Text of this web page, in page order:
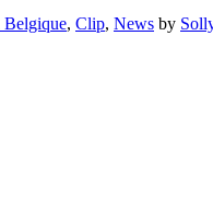
Belgique, Clip, News by